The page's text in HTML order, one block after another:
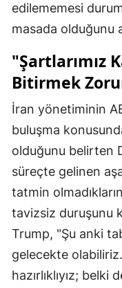
edilememesi
masada olduğunu
"Şartlarımız
Bitirmek
İran yönetiminin
buluşma
olduğunu belirten
süreçte gelinen
tatmin
tavizsiz duruşunu
Trump, "Şu anki
gelecekte
hazırlıklıyız;